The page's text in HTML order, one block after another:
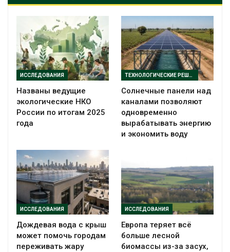
ИССЛЕДОВАНИЯ
Названы ведущие
экологические НКО
России по итогам 2025
года
ТЕХНОЛОГИЧЕСКИЕ РЕШЕНИЯ
Солнечные панели над
каналами позволяют
одновременно
вырабатывать энергию
и экономить воду
ИССЛЕДОВАНИЯ
Дождевая вода с крыш
может помочь городам
переживать жару
ИССЛЕДОВАНИЯ
Европа теряет всё
больше лесной
биомассы из-за засух,